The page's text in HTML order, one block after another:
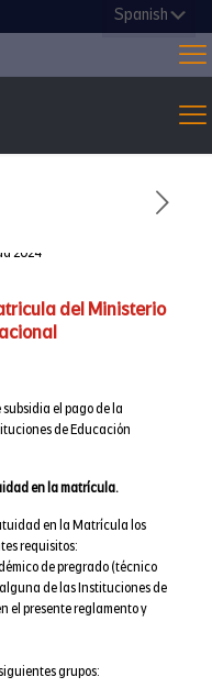
del Ministerio
el pago de la
de Educación
en la matrícula.
en la Matrícula los
requisitos:
de pregrado (técnico
de las Instituciones de
el presente reglamento y
grupos: